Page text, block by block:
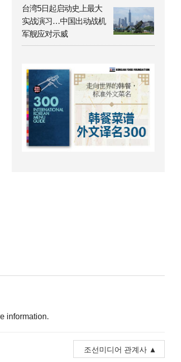
台湾5日起启动史上最大
实战演习…中国出动战机
军舰应对示威
information.
조선미디어 관계사